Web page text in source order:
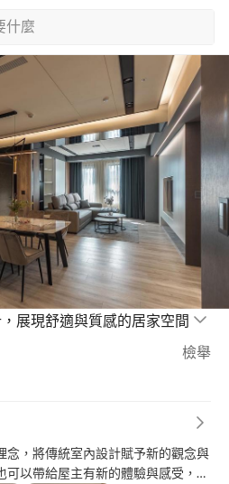
展現舒適與質感的居家空間
檢舉
念，將傳統室內設計賦予新的觀念與
以帶給屋主有新的體驗與感受，期